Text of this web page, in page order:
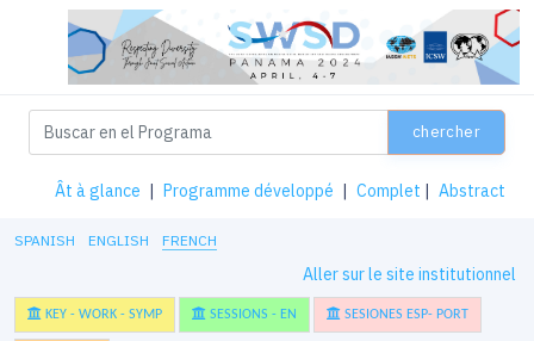
chercher
Ât à glance | Programme développé | Complet | Abstract
SPANISH ENGLISH FRENCH
Aller sur le site institutionnel
KEY - WORK - SYMP SESSIONS - EN SESIONES ESP- PORT